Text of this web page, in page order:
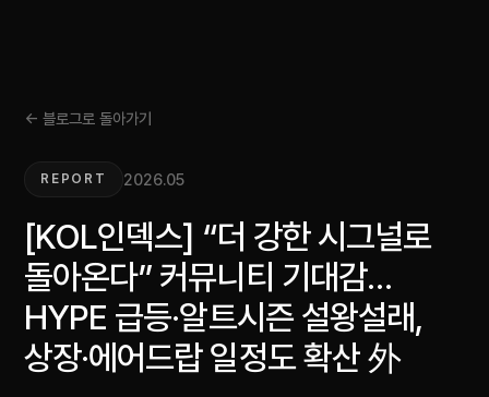
← 블로그로 돌아가기
REPORT 2026.05
[KOL인덱스] “더 강한 시그널로
돌아온다” 커뮤니티 기대감…
HYPE 급등·알트시즌 설왕설래,
상장·에어드랍 일정도 확산 外